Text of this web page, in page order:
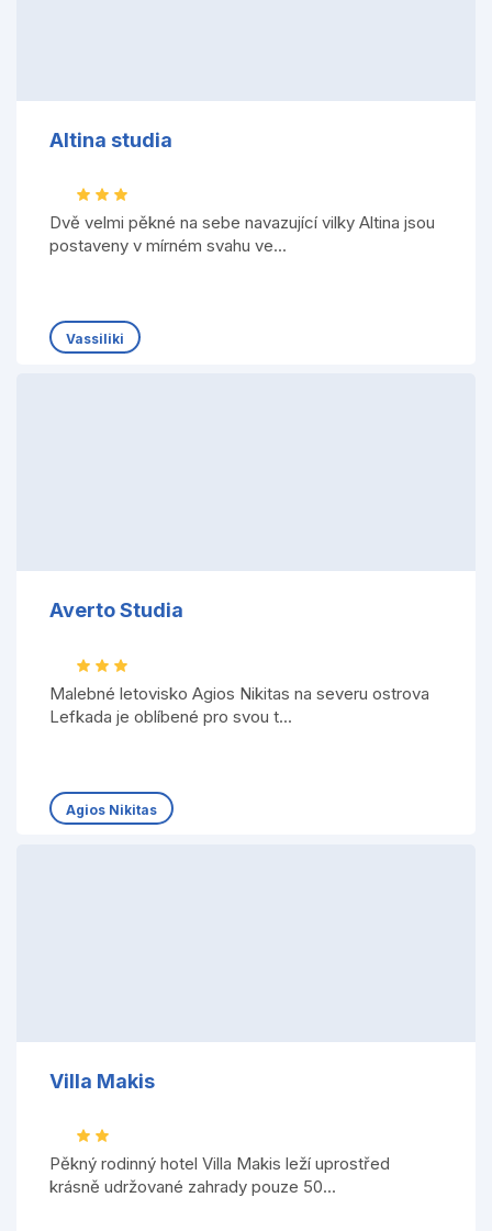
Altina studia
Dvě velmi pěkné na sebe navazující vilky Altina jsou
postaveny v mírném svahu ve...
Vassiliki
Averto Studia
Malebné letovisko Agios Nikitas na severu ostrova
Lefkada je oblíbené pro svou t...
Agios Nikitas
Villa Makis
Pěkný rodinný hotel Villa Makis leží uprostřed
krásně udržované zahrady pouze 50...